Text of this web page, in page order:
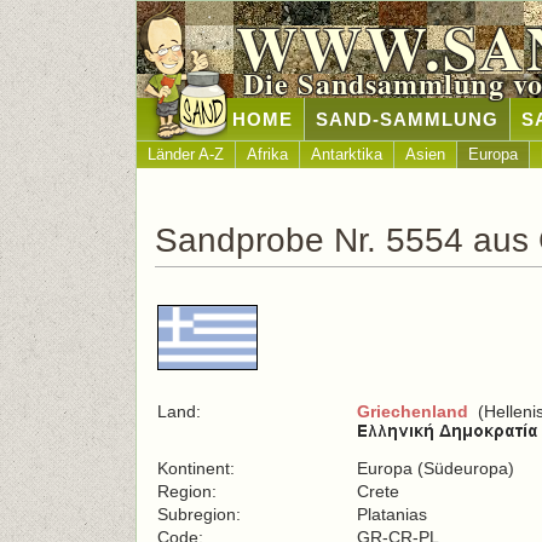
Die Sandsammlung
HOME SAND-SAMMLUNG
Länder A-Z Afrika Antarktika Asien Europa
Sandprobe Nr. 5554 aus
Land: Griechenland
Kontinent:
Europa (Südeuropa)
Region:
Crete
Subregion:
Platanias
Code:
GR-CR-PL